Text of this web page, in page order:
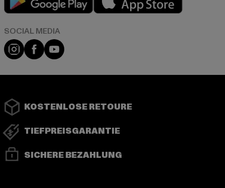
Instagram
FacebookYouTube
KOSTENLOSE RETOURE
TIEFPREISGARANTIE
SICHERE BEZAHLUNG